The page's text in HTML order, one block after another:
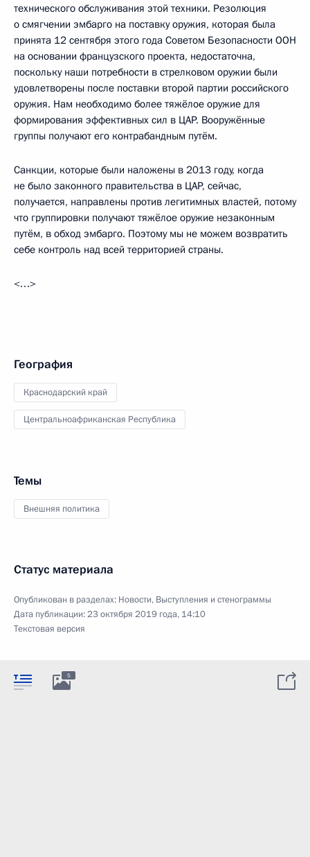
технического обслуживания этой техники. Резолюция
о смягчении эмбарго на поставку оружия, которая была
принята 12 сентября этого года Советом Безопасности ООН
на основании французского проекта, недостаточна,
поскольку наши потребности в стрелковом оружии были
удовлетворены после поставки второй партии российского
оружия. Нам необходимо более тяжёлое оружие для
формирования эффективных сил в ЦАР. Вооружённые
группы получают его контрабандным путём.
Санкции, которые были наложены в 2013 году, когда
не было законного правительства в ЦАР, сейчас,
получается, направлены против легитимных властей, потому
что группировки получают тяжёлое оружие незаконным
путём, в обход эмбарго. Поэтому мы не можем возвратить
себе контроль над всей территорией страны.
<…>
География
Краснодарский край
Центральноафриканская Республика
Темы
Внешняя политика
Статус материала
Опубликован в разделах: Новости, Выступления и стенограммы
Дата публикации:23 октября 2019 года, 14:10
Текстовая версия
5